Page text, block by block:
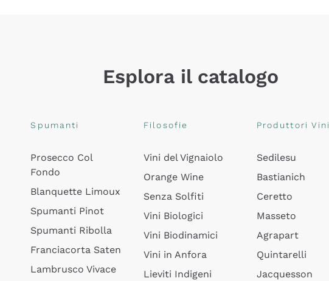
Esplora il catalogo
Spumanti
Prosecco Col
Fondo
Blanquette Limoux
Spumanti Pinot
Spumanti Ribolla
Franciacorta Saten
Lambrusco Vivace
Filosofie
Vini del Vignaiolo
Orange Wine
Senza Solfiti
Vini Biologici
Vini Biodinamici
Vini in Anfora
Lieviti Indigeni
Produttori Vini
Sedilesu
Bastianich
Ceretto
Masseto
Agrapart
Quintarelli
Jacquesson